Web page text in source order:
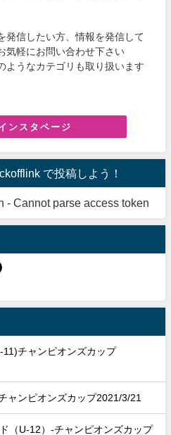
発信したい方、情報を発信して
気軽にお問い合わせ下さい
ようなカテゴリも取り扱います
ンスタページ
で投稿しよう！
- Cannot parse access token
11)チャンピオンズカップ
ャンピオンズカップ2021/3/21
（U-12）-チャンピオンズカップ